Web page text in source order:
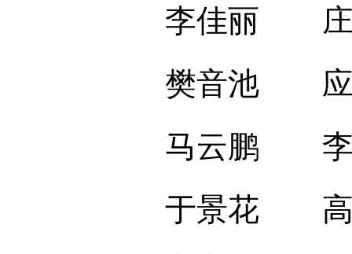
李佳丽 庄
樊音池
马云鹏 李
于景花 高